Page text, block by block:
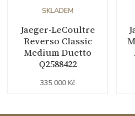
SKLADEM
Jaeger-LeCoultre
Reverso Classic
Medium Duetto
Q2588422
335 000 Kč